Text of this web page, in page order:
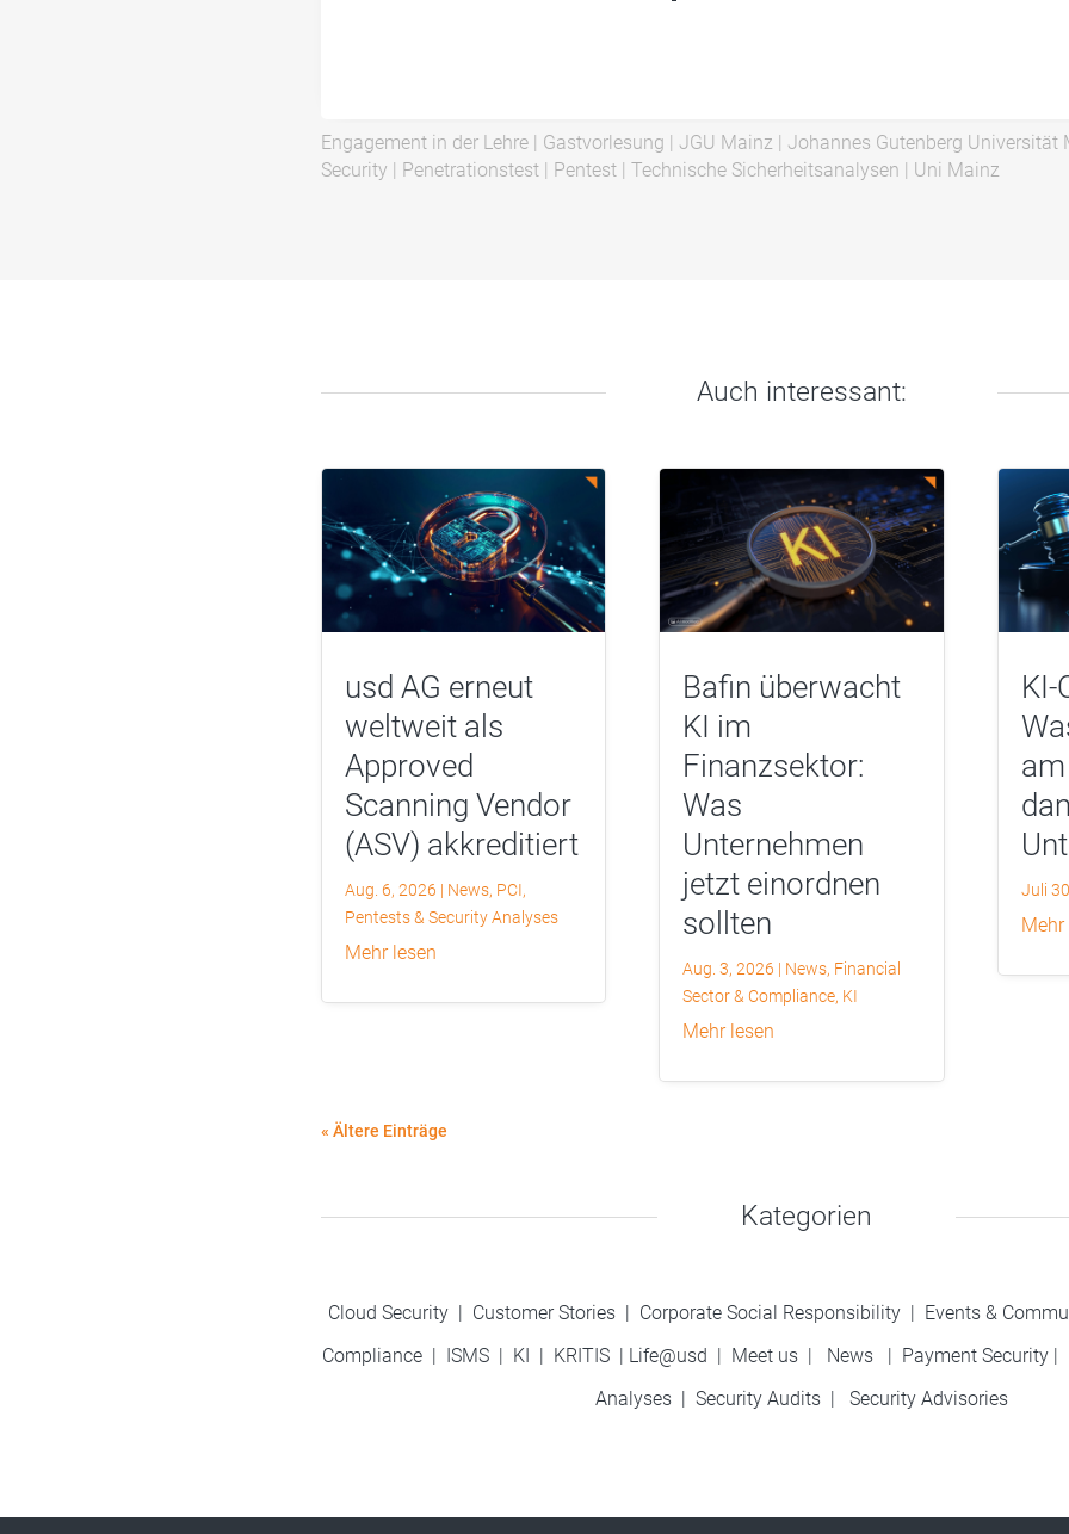
Engagement in der Lehre| Gastvorlesung | JGU Mainz | Johannes Gutenberg Universität
Security | Penetrationstest| Pentest| Technische Sicherheitsanalysen | Uni Mainz
Auch interessant:
usd AG erneut
weltweit als
Approved
Scanning Vendor
(ASV) akkreditiert
Aug. 6, 2026 | News, PCI,
Pentests & Security Analyses
mehr lesen
Bafin überwacht
KI im
Finanzsektor:
Was
Unternehmen
jetzt einordnen
sollten
Aug. 3, 2026 | News, Financial
Sector & Compliance, KI
mehr lesen
KI-
Juli
« Ältere Einträge
Kategorien
Cloud Security | Customer Stories| Corporate Social Responsibility| Events &
Compliance| ISMS| KI | KRITIS| Life@usd | Meet us| News | Payment Security|
Analyses | Security Audits| Security Advisories